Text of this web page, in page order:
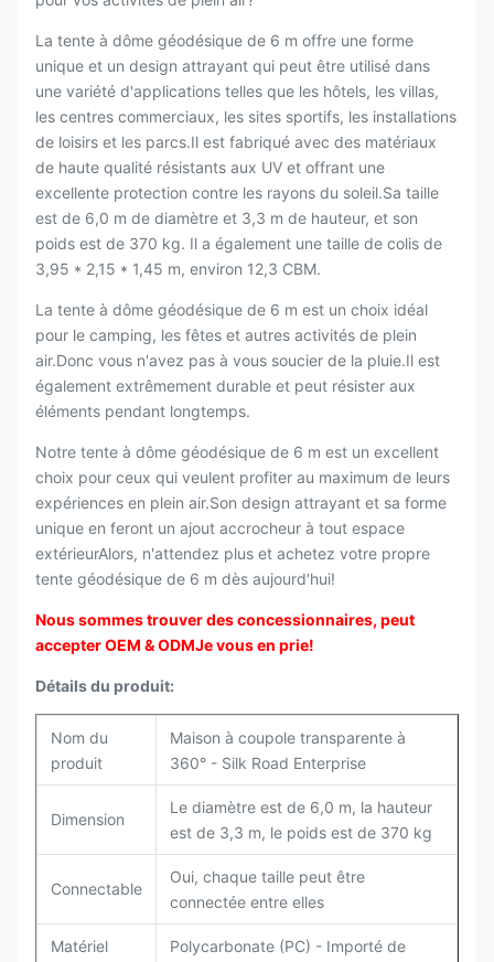
La tente à dôme géodésique de 6 m offre une forme
unique et un design attrayant qui peut être utilisé dans
une variété d'applications telles que les hôtels, les villas,
les centres commerciaux, les sites sportifs, les installations
de loisirs et les parcs.Il est fabriqué avec des matériaux
de haute qualité résistants aux UV et offrant une
excellente protection contre les rayons du soleil.Sa taille
est de 6,0 m de diamètre et 3,3 m de hauteur, et son
poids est de 370 kg. Il a également une taille de colis de
3,95 * 2,15 * 1,45 m, environ 12,3 CBM.
La tente à dôme géodésique de 6 m est un choix idéal
pour le camping, les fêtes et autres activités de plein
air.Donc vous n'avez pas à vous soucier de la pluie.Il est
également extrêmement durable et peut résister aux
éléments pendant longtemps.
Notre tente à dôme géodésique de 6 m est un excellent
choix pour ceux qui veulent profiter au maximum de leurs
expériences en plein air.Son design attrayant et sa forme
unique en feront un ajout accrocheur à tout espace
extérieurAlors, n'attendez plus et achetez votre propre
tente géodésique de 6 m dès aujourd'hui!
Nous sommes trouver des concessionnaires, peut
accepter OEM & ODMJe vous en prie!
Détails du produit:
Nom du
produit
Maison à coupole transparente à
360° - Silk Road Enterprise
Dimension
Le diamètre est de 6,0 m, la hauteur
est de 3,3 m, le poids est de 370 kg
Connectable
Oui, chaque taille peut être
connectée entre elles
Matériel Polycarbonate (PC) - Importé de